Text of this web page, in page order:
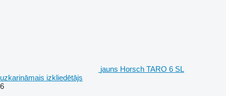
jauns Horsch TARO 6 SL
uzkarināmais izkliedētājs
6